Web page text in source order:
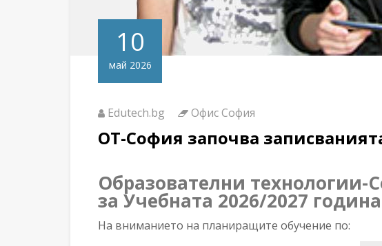
10
май 2026
Edutech.bg Офис София
ОТ-София започва
Образователни технологии-
за Учебната 2026/2027
На вниманието на планиращите обучение по: